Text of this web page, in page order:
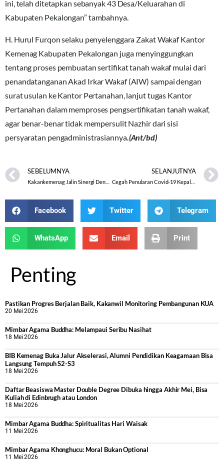
ini, telah ditetapkan sebanyak 43 Desa/Keluarahan di
Kabupaten Pekalongan” tambahnya.
H. Hurul Furqon selaku penyelenggara Zakat Wakaf Kantor
Kemenag Kabupaten Pekalongan juga menyinggungkan
tentang proses pembuatan sertifikat tanah wakaf mulai dari
penandatanganan Akad Irkar Wakaf (AIW) sampai dengan
surat usulan ke Kantor Pertanahan, lanjut tugas Kantor
Pertanahan dalam memproses pengsertifikatan tanah wakaf,
agar benar-benar tidak mempersulit Nazhir dari sisi
persyaratan pengadministrasiannya.(Ant/bd)
SEBELUMNYA
Kakankemenag Jalin Sinergi Dengan PCNU Banjarnegara
SELANJUTNYA
Facebook Twitter Telegram
WhatsApp Email Print
Penting
Pastikan Progres Berjalan Baik, Kakanwil Monitoring Pembangunan KUA
20 Mei 2026
Mimbar Agama Buddha: Melampaui Seribu Nasihat
18 Mei 2026
BIB Kemenag Buka Jalur Akselerasi, Alumni Pendidikan Keagamaan Bisa
Langsung Tempuh S2-S3
18 Mei 2026
Daftar Beasiswa Master Double Degree Dibuka hingga Akhir Mei, Bisa
Kuliah di Edinbrugh atau London
18 Mei 2026
Mimbar Agama Buddha: Spiritualitas Hari Waisak
11 Mei 2026
Mimbar Agama Khonghucu: Moral Bukan Optional
11 Mei 2026